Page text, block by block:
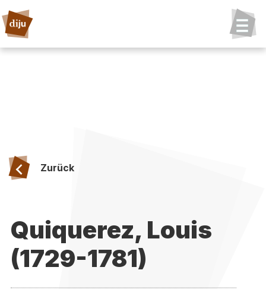
Zurück
Quiquerez, Louis
(1729-1781)